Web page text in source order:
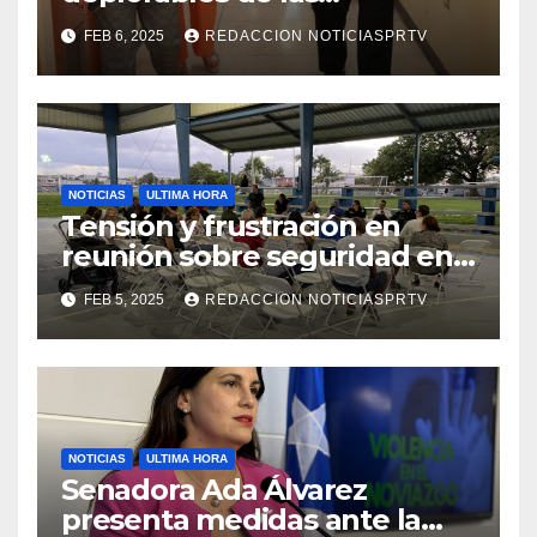
facilidades el Departamento
de la Salud en Mayagüez
FEB 6, 2025 REDACCION NOTICIASPRTV
NOTICIAS ULTIMA HORA
Tensión y frustración en
reunión sobre seguridad en
Reparto Metropolitano
FEB 5, 2025 REDACCION NOTICIASPRTV
NOTICIAS ULTIMA HORA
Senadora Ada Álvarez
presenta medidas ante la